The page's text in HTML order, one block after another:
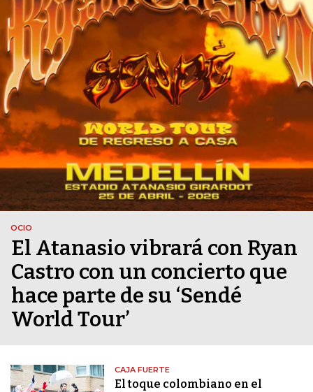
OCIO
El Atanasio vibrará con Ryan
Castro con un concierto que
hace parte de su ‘Sendé
World Tour’
CAJA FUERTE
El toque colombiano en el